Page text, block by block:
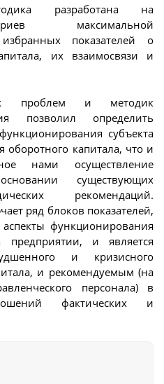
разработана на
максимальной
показателей о
их взаимосвязи и
проблем и методик
позволил определить
субъекта
оборотного капитала, что и
нами осуществление
существующих
рекомендаций.
ряд блоков показателей,
функционирования
предприятии, и является
и кризисного
и рекомендуемым (на
персонала) в
фактических и